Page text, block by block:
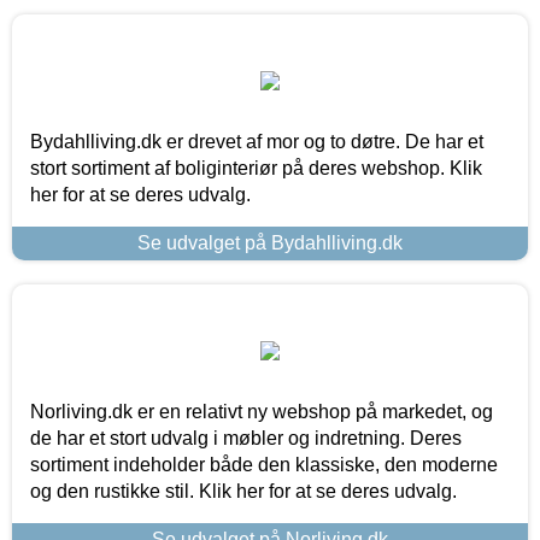
Bydahlliving.dk er drevet af mor og to døtre. De har et
stort sortiment af boliginteriør på deres webshop. Klik
her for at se deres udvalg.
Se udvalget på Bydahlliving.dk
Norliving.dk er en relativt ny webshop på markedet, og
de har et stort udvalg i møbler og indretning. Deres
sortiment indeholder både den klassiske, den moderne
og den rustikke stil. Klik her for at se deres udvalg.